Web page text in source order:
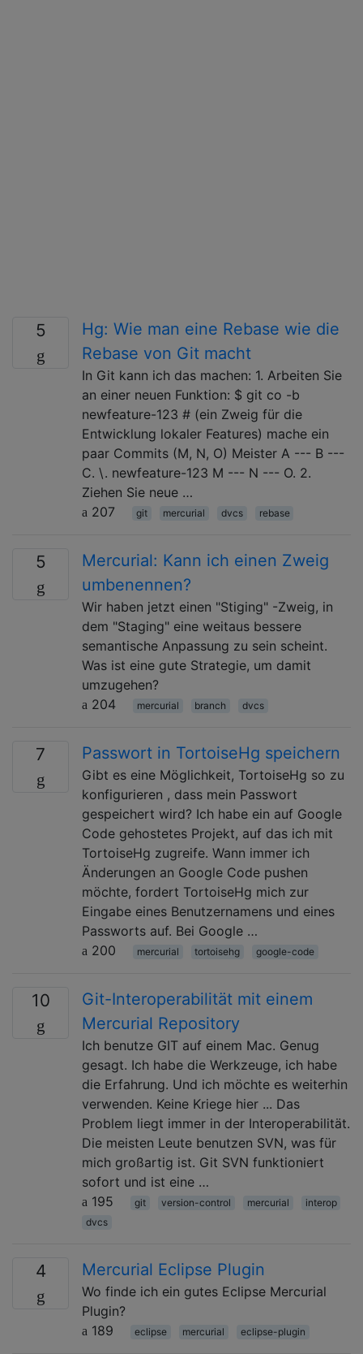
5
Hg: Wie man eine Rebase wie die
Rebase von Git macht
In Git kann ich das machen: 1. Arbeiten Sie
an einer neuen Funktion: $ git co -b
newfeature-123 # (ein Zweig für die
Entwicklung lokaler Features) mache ein
paar Commits (M, N, O) Meister A --- B ---
C. \. newfeature-123 M --- N --- O. 2.
Ziehen Sie neue …
207
git mercurial dvcs rebase
5
Mercurial: Kann ich einen Zweig
umbenennen?
Wir haben jetzt einen "Stiging" -Zweig, in
dem "Staging" eine weitaus bessere
semantische Anpassung zu sein scheint.
Was ist eine gute Strategie, um damit
umzugehen?
204
mercurial branch dvcs
7 Passwort in TortoiseHg speichern
Gibt es eine Möglichkeit, TortoiseHg so zu
konfigurieren , dass mein Passwort
gespeichert wird? Ich habe ein auf Google
Code gehostetes Projekt, auf das ich mit
TortoiseHg zugreife. Wann immer ich
Änderungen an Google Code pushen
möchte, fordert TortoiseHg mich zur
Eingabe eines Benutzernamens und eines
Passworts auf. Bei Google …
200
mercurial tortoisehg google-code
10
Git-Interoperabilität mit einem
Mercurial Repository
Ich benutze GIT auf einem Mac. Genug
gesagt. Ich habe die Werkzeuge, ich habe
die Erfahrung. Und ich möchte es weiterhin
verwenden. Keine Kriege hier ... Das
Problem liegt immer in der Interoperabilität.
Die meisten Leute benutzen SVN, was für
mich großartig ist. Git SVN funktioniert
sofort und ist eine …
195
git version-control mercurial
interop
dvcs
4 Mercurial Eclipse Plugin
Wo finde ich ein gutes Eclipse Mercurial
Plugin?
189
eclipse mercurial eclipse-plugin